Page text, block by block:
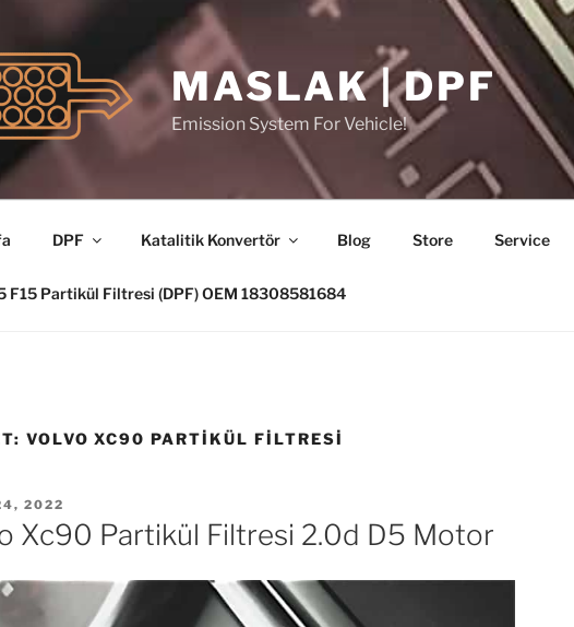
MASLAK | DPF
Emission System For Vehicle!
DPF Katalitik Konvertör Blog Store Service
F15 Partikül Filtresi (DPF) OEM 18308581684
VOLVO XC90 PARTIKÜL FILTRESI
2022
Xc90 Partikül Filtresi 2.0d D5 Motor